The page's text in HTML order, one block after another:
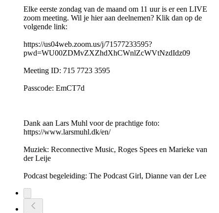
Elke eerste zondag van de maand om 11 uur is er een LIVE
zoom meeting. Wil je hier aan deelnemen? Klik dan op de
volgende link:
https://us04web.zoom.us/j/71577233595?
pwd=WU00ZDMvZXZhdXhCWnlZcWVtNzdIdz09
Meeting ID: 715 7723 3595
Passcode: EmCT7d
Dank aan Lars Muhl voor de prachtige foto:
https://www.larsmuhl.dk/en/
Muziek: Reconnective Music, Roges Spees en Marieke van
der Leije
Podcast begeleiding: The Podcast Girl, Dianne van der Lee